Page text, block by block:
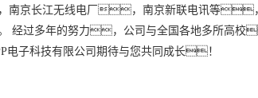
京长江无线电厂 ， 南京新联电讯等，
经过多年的努力，公司与全国各地多所高
电子科技有限公司期待与您共同成长！